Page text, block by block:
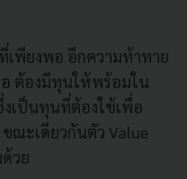
เพียงพอ อีกความท้าทาย
ต้องมีทุนให้พร้อมใน
เป็นทุนที่ต้องใช้เพื่อ
ณะเดียวกันตัว Value
วย